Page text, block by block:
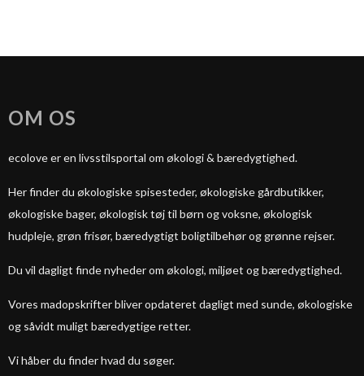
OM OS
ecolove er en livsstilsportal om økologi & bæredygtighed.
Her finder du økologiske spisesteder, økologiske gårdbutikker,
økologiske bager, økologisk tøj til børn og voksne, økologisk
hudpleje, grøn frisør, bæredygtigt boligtilbehør og grønne rejser.
Du vil dagligt finde nyheder om økologi, miljøet og bæredygtighed.
Vores madopskrifter bliver opdateret dagligt med sunde, økologiske
og såvidt muligt bæredygtige retter.
Vi håber du finder hvad du søger.